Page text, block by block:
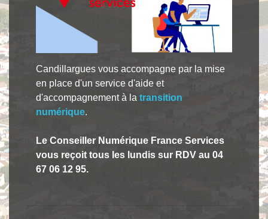
Candillargues vous accompagne par la mise
en place d'un service d'aide et
d'accompagnement à la transition
numérique.
Le Conseiller Numérique France Services
vous reçoit tous les lundis sur RDV au 04
67 06 12 95.